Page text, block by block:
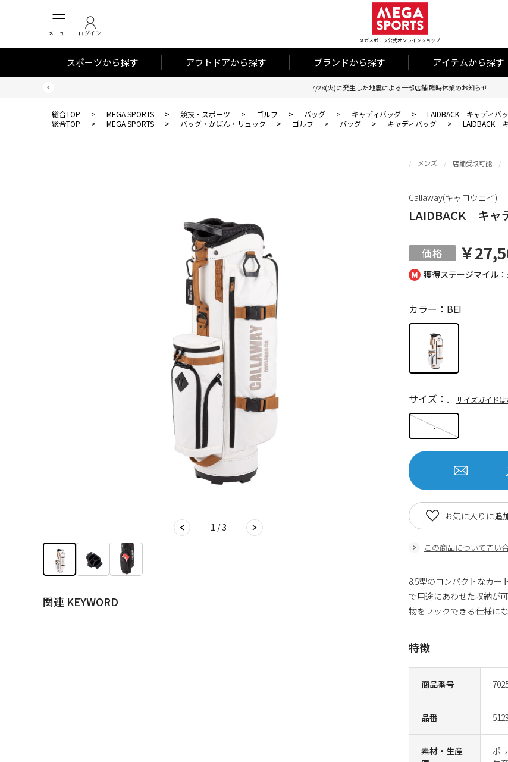
メニュー ログイン
メガスポーツ公式オンラインショップ
スポーツから探す アウトドアから探す ブランドから探す アイテムから探す
7/28(火)に発生した地震による一部店舗 臨時休業のお知らせ
総合TOP > MEGA SPORTS > 競技・スポーツ > ゴルフ > バッグ > キャディバッグ >
LAIDBACK キャディバ
総合TOP
> MEGA SPORTS > バッグ・かばん・リュック > ゴルフ > バッグ > キャディバッグ > LAIDBACK
1 / 3
関連 KEYWORD
獲得ステージマイル
メンズ 店舗受取可能
LAIDBACK キャ
￥
商品番号
品番
素材・生産
ポ
カラー：BEI
.
サイズ：. サイズガイドは
この商品について問い
お気に入りに追
Callaway(キャロウェイ)
8.5型のコンパクトなカー
で用途にあわせた収納が
物をフックできる仕様に
特徴